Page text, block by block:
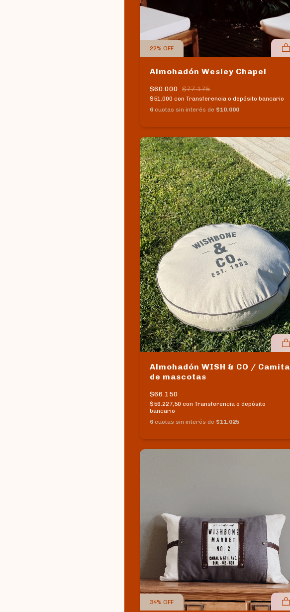
22% OFF
Almohadón Wesley Chapel
$60.000 $77.175
$51.000 con Transferencia o depósito bancario
6 cuotas sin interés de $10.000
Almohadón WISH & CO / Camita
de mascotas
$66.150
$56.227,50 con Transferencia o depósito
bancario
6 cuotas sin interés de $11.025
34% OFF